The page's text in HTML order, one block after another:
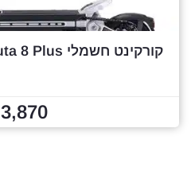
קורקינט חשמלי Mukuta 8 Plus – מקוטה 8 פלוס
3,870 ₪